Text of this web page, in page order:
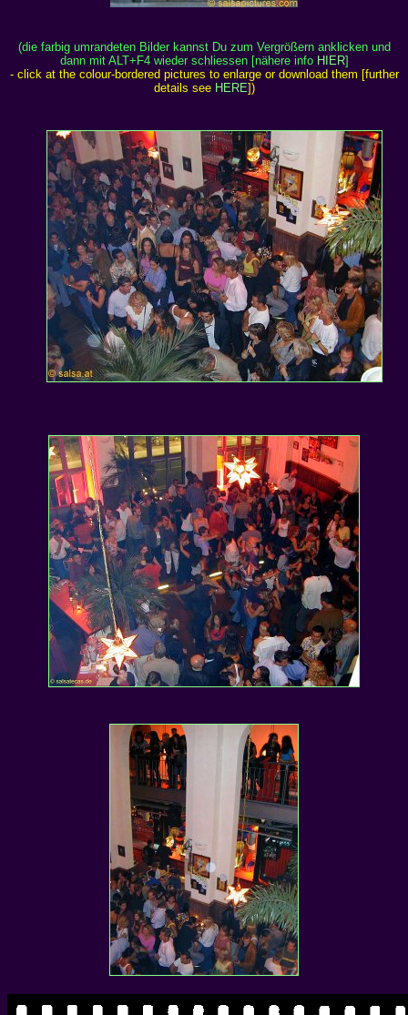
(die farbig umrandeten Bilder kannst Du zum Vergrößern anklicken und
dann mit ALT+F4 wieder schliessen [nähere info HIER]
- click at the colour-bordered pictures to enlarge or download them [further
details see HERE])